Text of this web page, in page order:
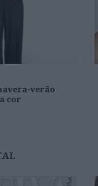
verão
cor